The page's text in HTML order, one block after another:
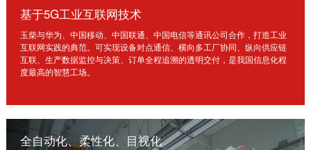
区驻外销售大区、13个
船电驻外营销中心、5个
玉柴芯蓝驻外销售大区、
31个服务与后市场驻外
站、6000多家配件销售
网点；在亚洲、美洲、非
洲、欧洲等地设立了21
及发动机制造及其产业
链、物流及供应链服务，
新能源产业及相关服务等
三大产业板块，在广西、
广东、江苏、安徽、湖
了解更多
基于5G工业互联网技术
玉柴与华为、中国移动、中国联通、中国电信等通讯公司合作，打造工业
互联网实践的典范。可实现设备对点通信、横向多工厂协同、纵向供应链
互联、生产数据监控与决策、订单全程追溯的透明交付，是我国信息化程
度最高的智慧工场。
全自动化、柔性化、目视化